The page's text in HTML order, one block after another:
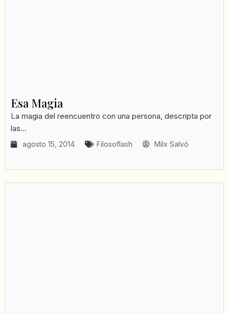
Esa Magia
La magia del reencuentro con una persona, descripta por
las...
agosto 15, 2014 Filosoflash Milx Salvó